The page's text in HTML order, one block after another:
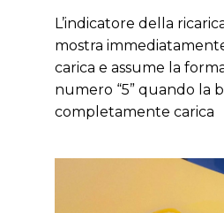
L’indicatore della
mostra
carica e assume la
numero “5” quando la
completamente carica